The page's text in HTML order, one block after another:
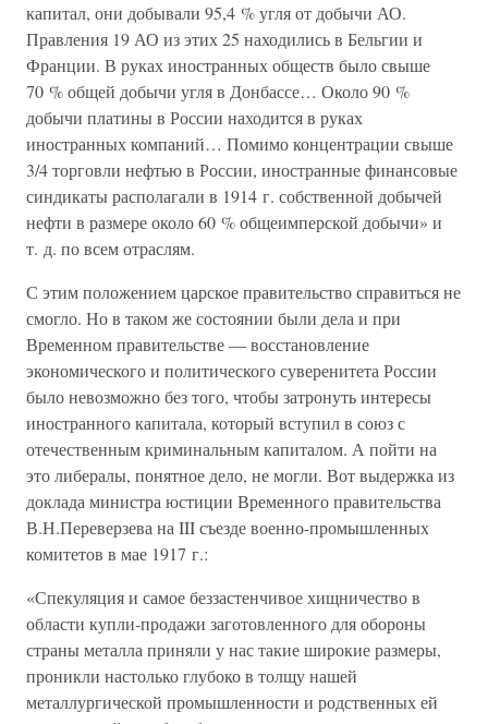
капитал, они добывали 95,4 % угля от добычи АО.
Правления 19 АО из этих 25 находились в Бельгии и
Франции. В руках иностранных обществ было свыше
70 % общей добычи угля в Донбассе… Около 90 %
добычи платины в России находится в руках
иностранных компаний… Помимо концентрации свыше
3/4 торговли нефтью в России, иностранные финансовые
синдикаты располагали в 1914 г. собственной добычей
нефти в размере около 60 % общеимперской добычи» и
т. д. по всем отраслям.
С этим положением царское правительство справиться не
смогло. Но в таком же состоянии были дела и при
Временном правительстве — восстановление
экономического и политического суверенитета России
было невозможно без того, чтобы затронуть интересы
иностранного капитала, который вступил в союз с
отечественным криминальным капиталом. А пойти на
это либералы, понятное дело, не могли. Вот выдержка из
доклада министра юстиции Временного правительства
В.Н.Переверзева на III съезде военно-промышленных
комитетов в мае 1917 г.:
«Спекуляция и самое беззастенчивое хищничество в
области купли-продажи заготовленного для обороны
страны металла приняли у нас такие широкие размеры,
проникли настолько глубоко в толщу нашей
металлургической промышленности и родственных ей